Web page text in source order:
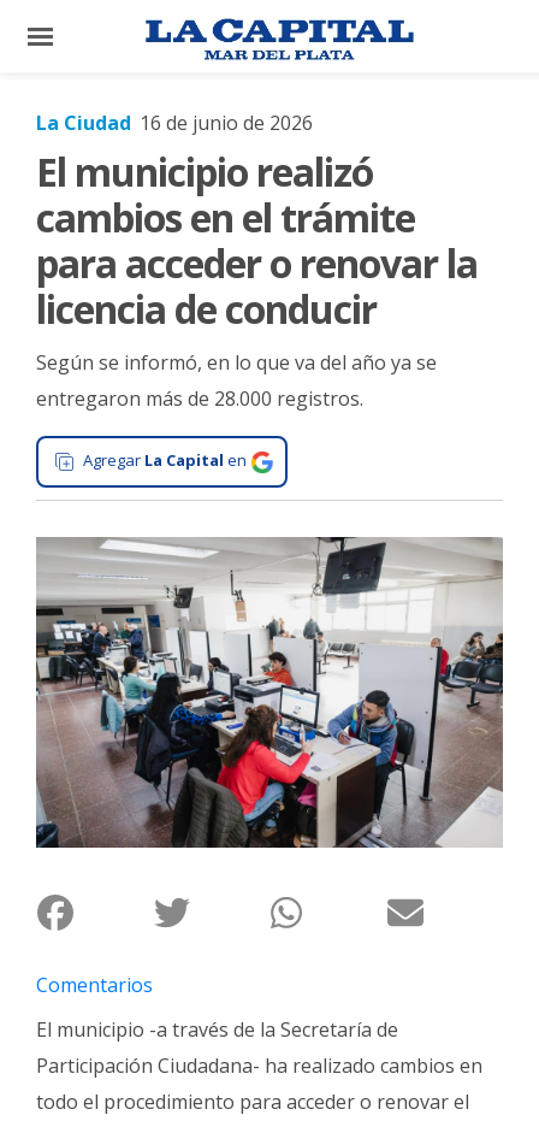
×
El
Mundo
La
Cultura
Tecnología
Gastronomía
Interés
General
La
Ciudad
Deportes
Arte
y
Espectáculos
Cartelera
de
Familia
Clasificados
Fúnebres
La Ciudad 16 de junio de 2026
El municipio realizó
cambios en el trámite
para acceder o renovar la
licencia de conducir
Según se informó, en lo que va del año ya se
entregaron más de 28.000 registros.
Agregar La Capital en
Comentarios
El municipio -a través de la Secretaría de
Participación Ciudadana- ha realizado cambios en
todo el procedimiento para acceder o renovar el